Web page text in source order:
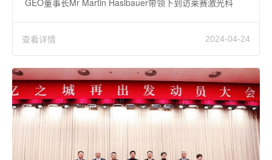
GEO董事长Mr Martin Haslbauer带领下到访莱赛激光科
查看详情 2024-04-24